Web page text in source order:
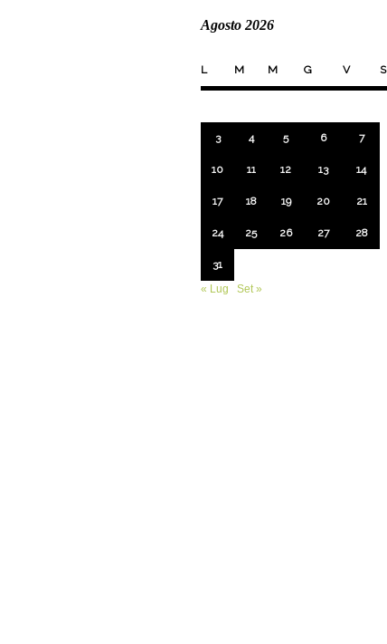
Agosto 2026
L M M G V S
3 4 5 6 7
10 11 12 13 14
17 18 19 20 21
24 25 26 27 28
31
« Lug
Set »